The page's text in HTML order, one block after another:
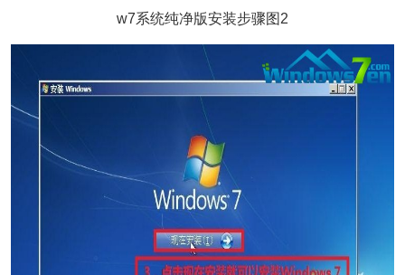
w7系统纯净版安装步骤图2